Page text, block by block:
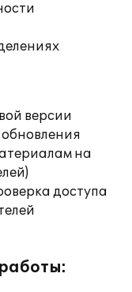
версии
на
доступа